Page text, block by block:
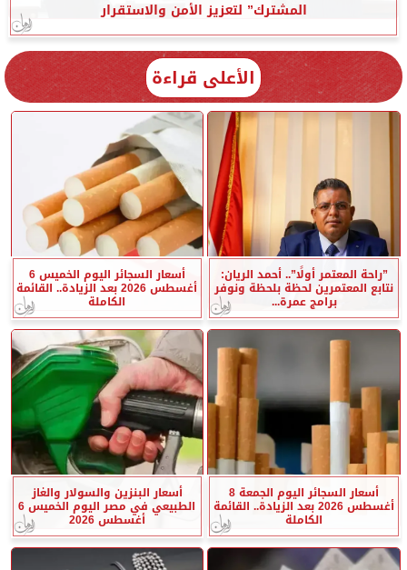
المشترك” لتعزيز الأمن والاستقرار
الأعلى قراءة
”راحة المعتمر أولًا”.. أحمد الريان:
نتابع المعتمرين لحظة بلحظة ونوفر
برامج عمرة...
أسعار السجائر اليوم الخميس 6
أغسطس 2026 بعد الزيادة.. القائمة
الكاملة
أسعار السجائر اليوم الجمعة 8
أغسطس 2026 بعد الزيادة.. القائمة
الكاملة
أسعار البنزين والسولار والغاز
الطبيعي في مصر اليوم الخميس 6
أغسطس 2026